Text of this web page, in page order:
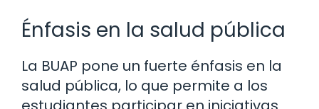
Énfasis en la salud pública
La BUAP pone un fuerte énfasis en la
salud pública, lo que permite a los